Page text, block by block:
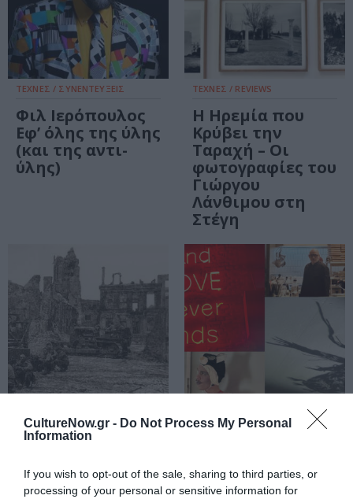
CultureNow.gr - Do Not Process My Personal
Information
If you wish to opt-out of the sale, sharing to third parties, or
processing of your personal or sensitive information for
ΤΕΧΝΕΣ / ΣΥΝΕΝΤΕΥΞΕΙΣ
Φιλ Ιερόπουλος
Εφ’ όλης της ύλης
(και της αντι-
ύλης)
ΤΕΧΝΕΣ / REVIEWS
Η Ηρεμία που
Κρύβει την
Ταραχή – Οι
φωτογραφίες του
Γιώργου
Λάνθιμου στη
Στέγη
Εικαστική
2025: Η Φύση ως
Φαντασιακό, το
Φαγητό χωρίς
comfort zones